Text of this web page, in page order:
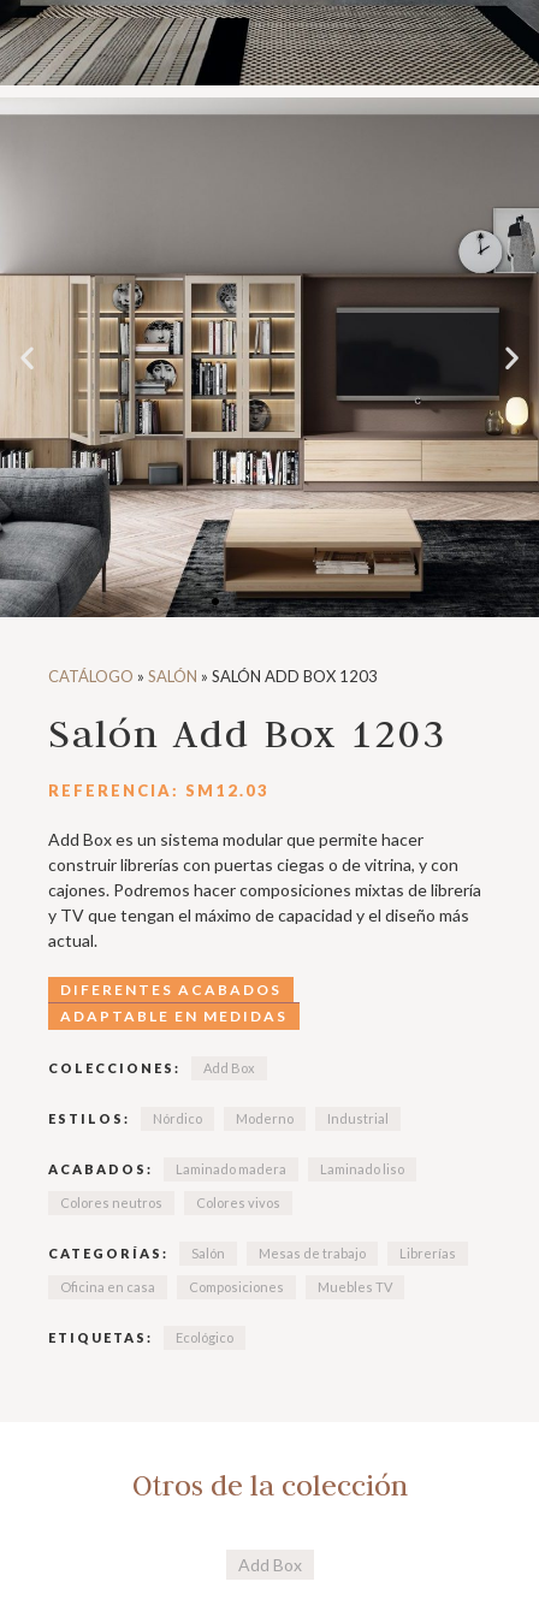
CATÁLOGO » SALÓN » SALÓN ADD BOX 1203
Salón Add Box 1203
REFERENCIA: SM12.03
Add Box es un sistema modular que permite hacer
construir librerías con puertas ciegas o de vitrina, y con
cajones. Podremos hacer composiciones mixtas de librería
y TV que tengan el máximo de capacidad y el diseño más
actual.
DIFERENTES ACABADOS
ADAPTABLE EN MEDIDAS
COLECCIONES: Add Box
ESTILOS: Nórdico Moderno Industrial
ACABADOS: Laminado madera Laminado liso
Colores neutros Colores vivos
CATEGORÍAS: Salón Mesas de trabajo Librerías
Oficina en casa Composiciones Muebles TV
ETIQUETAS: Ecológico
Otros de la colección
Add Box